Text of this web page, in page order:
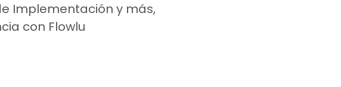
Implementación y más,
con Flowlu